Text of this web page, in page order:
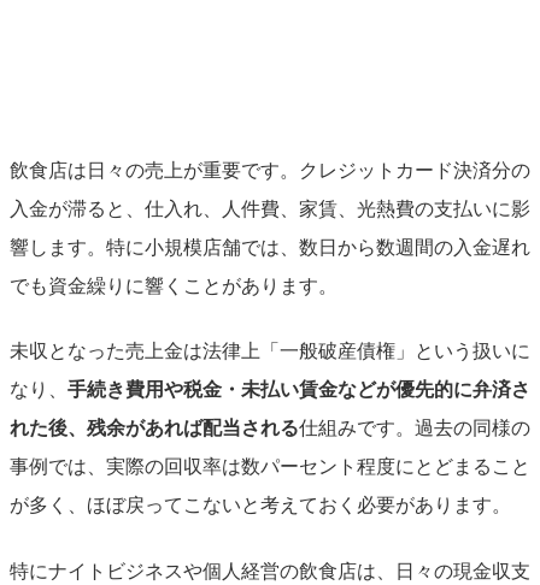
飲食店は日々の売上が重要です。クレジットカード決済分の
入金が滞ると、仕入れ、人件費、家賃、光熱費の支払いに影
響します。特に小規模店舗では、数日から数週間の入金遅れ
でも資金繰りに響くことがあります。
未収となった売上金は法律上「一般破産債権」という扱いに
なり、 手続き費用や税金・未払い賃金などが優先的に弁済さ
れた後、残余があれば配当される仕組みです。過去の同様の
事例では、実際の回収率は数パーセント程度にとどまること
が多く、ほぼ戻ってこないと考えておく必要があります。
特にナイトビジネスや個人経営の飲食店は、日々の現金収支